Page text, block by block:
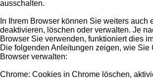
ausschalten.
In Ihrem Browser können Sie weiters auch
deaktivieren, löschen oder verwalten. Je
Browser Sie verwenden, funktioniert dies
Die folgenden Anleitungen zeigen, wie Sie
Browser verwalten:
Chrome: Cookies in Chrome löschen,